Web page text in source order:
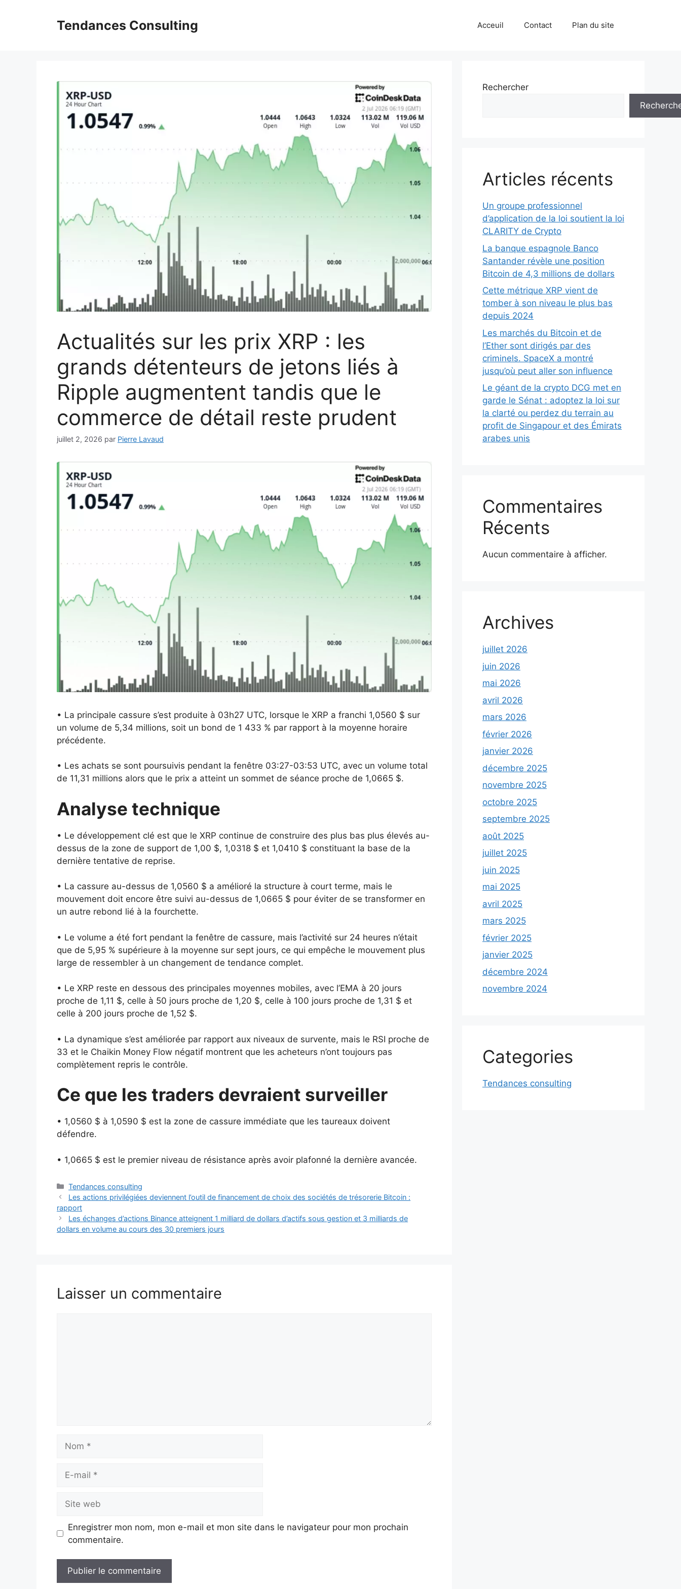
Tendances Consulting Acceuil Contact Plan du site
Actualités sur les prix XRP : les
grands détenteurs de jetons liés à
Ripple augmentent tandis que le
commerce de détail reste prudent
juillet 2, 2026 par Pierre Lavaud
• La principale cassure s’est produite à 03h27 UTC, lorsque le XRP a franchi 1,0560 $ sur
un volume de 5,34 millions, soit un bond de 1 433 % par rapport à la moyenne horaire
précédente.
• Les achats se sont poursuivis pendant la fenêtre 03:27-03:53 UTC, avec un volume total
de 11,31 millions alors que le prix a atteint un sommet de séance proche de 1,0665 $.
Analyse technique
• Le développement clé est que le XRP continue de construire des plus bas plus élevés au-
dessus de la zone de support de 1,00 $, 1,0318 $ et 1,0410 $ constituant la base de la
dernière tentative de reprise.
• La cassure au-dessus de 1,0560 $ a amélioré la structure à court terme, mais le
mouvement doit encore être suivi au-dessus de 1,0665 $ pour éviter de se transformer en
un autre rebond lié à la fourchette.
• Le volume a été fort pendant la fenêtre de cassure, mais l’activité sur 24 heures n’était
que de 5,95 % supérieure à la moyenne sur sept jours, ce qui empêche le mouvement plus
large de ressembler à un changement de tendance complet.
• Le XRP reste en dessous des principales moyennes mobiles, avec l’EMA à 20 jours
proche de 1,11 $, celle à 50 jours proche de 1,20 $, celle à 100 jours proche de 1,31 $ et
celle à 200 jours proche de 1,52 $.
• La dynamique s’est améliorée par rapport aux niveaux de survente, mais le RSI proche de
33 et le Chaikin Money Flow négatif montrent que les acheteurs n’ont toujours pas
complètement repris le contrôle.
Ce que les traders devraient surveiller
• 1,0560 $ à 1,0590 $ est la zone de cassure immédiate que les taureaux doivent
défendre.
• 1,0665 $ est le premier niveau de résistance après avoir plafonné la dernière avancée.
Catégories
Tendances consulting
Les actions privilégiées deviennent l’outil de financement de choix des sociétés de trésorerie Bitcoin :
rapport
Les échanges d’actions Binance atteignent 1 milliard de dollars d’actifs sous gestion et 3 milliards de
dollars en volume au cours des 30 premiers jours
Laisser un commentaire
mail
web
Enregistrer mon nom, mon e-mail et mon site dans le navigateur pour mon prochain
commentaire.
Rechercher
Articles récents
Un groupe professionnel
d’application de la loi soutient la loi
CLARITY de Crypto
La banque espagnole Banco
Santander révèle une position
Bitcoin de 4,3 millions de dollars
Cette métrique XRP vient de
tomber à son niveau le plus bas
depuis 2024
Les marchés du Bitcoin et de
l’Ether sont dirigés par des
criminels. SpaceX a montré
jusqu’où peut aller son influence
Le géant de la crypto DCG met en
garde le Sénat : adoptez la loi sur
la clarté ou perdez du terrain au
profit de Singapour et des Émirats
arabes unis
Commentaires
Récents
Aucun commentaire à afficher.
Archives
juillet 2026
juin 2026
mai 2026
avril 2026
mars 2026
février 2026
janvier 2026
décembre 2025
novembre 2025
octobre 2025
septembre 2025
août 2025
juillet 2025
juin 2025
mai 2025
avril 2025
mars 2025
février 2025
janvier 2025
décembre 2024
novembre 2024
Categories
Tendances consulting